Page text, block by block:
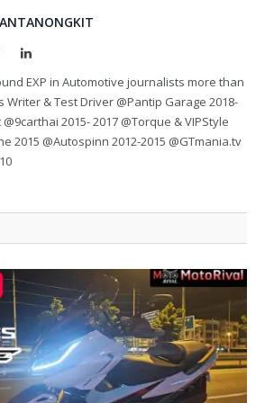
FacebookLinkedIn
EXP in Automotive journalists more than
Writer & Test Driver @Pantip Garage 2018-
2015- 2017 @Torque & VIPStyle
2015 @Autospinn 2012-2015 @GTmania.tv